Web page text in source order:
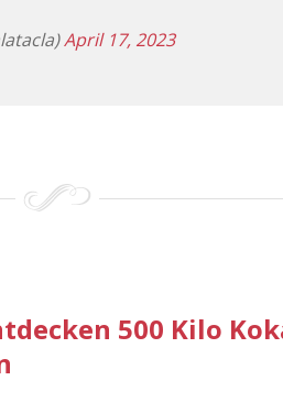
April 17, 2023
500 Kilo